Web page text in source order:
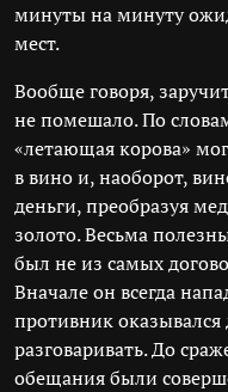
минуты на минуту
мест.
Вообще говоря,
не помешало. По
«летающая корова»
в вино и, наоборот,
деньги, преобразуя
золото. Весьма
был не из самых
Вначале он всегда
противник оказывался
разговаривать. До
обещания были